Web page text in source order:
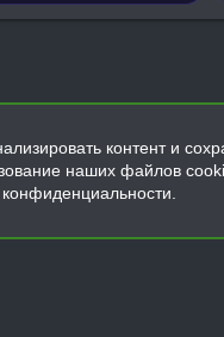
контент и
наших файлов
конфиденциальности.